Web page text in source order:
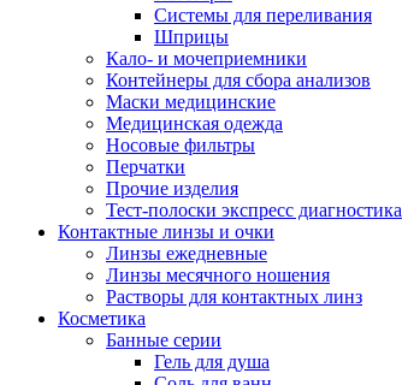
Системы для переливания
Шприцы
Кало- и мочеприемники
Контейнеры для сбора анализов
Маски медицинские
Медицинская одежда
Носовые фильтры
Перчатки
Прочие изделия
Тест-полоски экспресс диагностика
Контактные линзы и очки
Линзы ежедневные
Линзы месячного ношения
Растворы для контактных линз
Косметика
Банные серии
Гель для душа